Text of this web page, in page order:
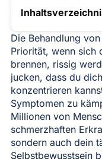
TOC LINK
Die Behandlung
Priorität, wenn sich
brennen, rissig
jucken, dass du
konzentrieren
Symptomen zu
Millionen von
schmerzhaften
sondern auch dein
Selbstbewusstsein